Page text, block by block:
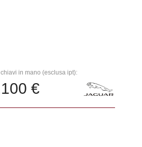
chiavi in mano (esclusa ipt):
€